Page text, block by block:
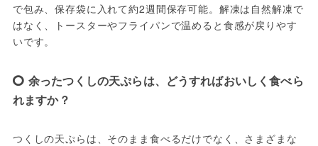
で包み、保存袋に入れて約2週間保存可能。解凍は自然解凍で
はなく、トースターやフライパンで温めると食感が戻りやす
いです。
余ったつくしの天ぷらは、どうすればおいしく食べら
れますか？
つくしの天ぷらは、そのまま食べるだけでなく、さまざまな